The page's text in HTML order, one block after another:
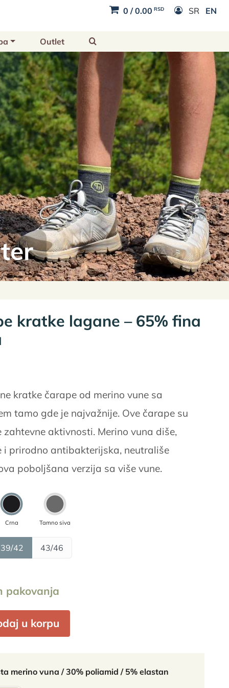
0 /0.00 RSD SR EN
Outlet
kratke lagane – 65% fina
kratke čarape od merino vune sa
tamo gde je najvažnije. Ove čarape su
aktivnosti. Merino vuna diše,
i prirodno antibakterijska, neutrališe
poboljšana verzija sa više vune.
Crna Tamno siva
39/42 43/46
pakovanja
u korpu
merino vuna / 30% poliamid / 5% elastan